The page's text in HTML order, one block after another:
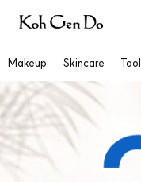
Makeup Skincare